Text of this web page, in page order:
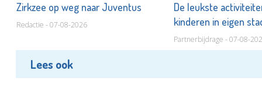
Zirkzee op weg naar Juventus
Redactie - 07-08-2026
De leukste
kinderen in eigen
Partnerbijdrage - 07-08-
Lees ook